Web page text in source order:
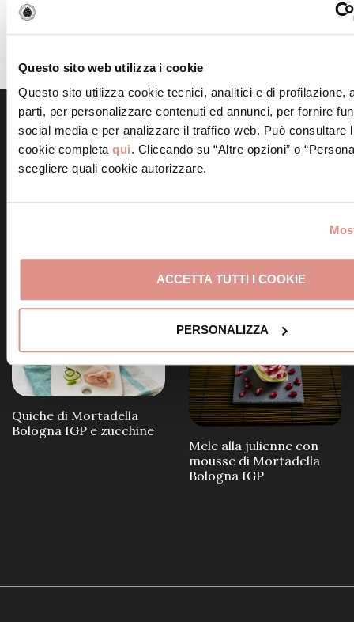
Questo sito web utilizza i cookie
Questo sito utilizza cookie tecnici, analitici e di profilazione,
parti, per personalizzare contenuti ed annunci, per fornire
social media e per analizzare il traffico web. Può consultare
cookie completa qui. Cliccando su “Altre opzioni” o
scegliere quali cookie autorizzare.
ACCETTA TUTTI I COOKIE
PERSONALIZZA
Impiattare e servire le bruschette integrali con la
salsa di rapa rossa il cavolo viola e la cipolla rossa, la
germogli di ravanelli ed i fiori edibili.
Scopri altre ricette simili
Bologna IGP
Bologna IGP e ricotta
Quiche di Mortadella
Bologna IGP e zucchine
Mele alla julienne con
mousse di Mortadella
Bologna IGP